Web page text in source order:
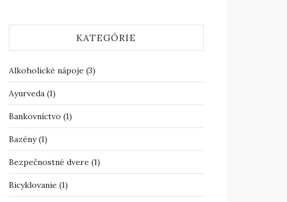
KATEGÓRIE
Alkoholické nápoje (3)
Ayurveda(1)
Bankovníctvo (1)
Bazény(1)
Bezpečnostné dvere (1)
Bicyklovanie (1)